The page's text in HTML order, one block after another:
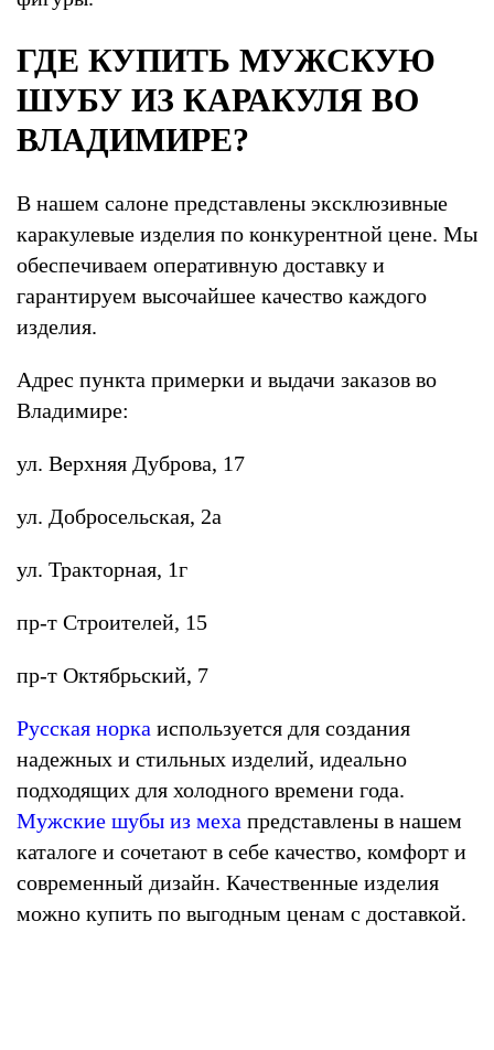
ГДЕ КУПИТЬ МУЖСКУЮ
ШУБУ ИЗ КАРАКУЛЯ ВО
ВЛАДИМИРЕ?
В нашем салоне представлены эксклюзивные
каракулевые изделия по конкурентной цене. Мы
обеспечиваем оперативную доставку и
гарантируем высочайшее качество каждого
изделия.
Адрес пункта примерки и выдачи заказов во
Владимире:
ул. Верхняя Дуброва, 17
ул. Добросельская, 2а
ул. Тракторная, 1г
пр-т Строителей, 15
пр-т Октябрьский, 7
Русская норка используется для создания
надежных и стильных изделий, идеально
подходящих для холодного времени года.
Мужские шубы из меха представлены в нашем
каталоге и сочетают в себе качество, комфорт и
современный дизайн. Качественные изделия
можно купить по выгодным ценам с доставкой.